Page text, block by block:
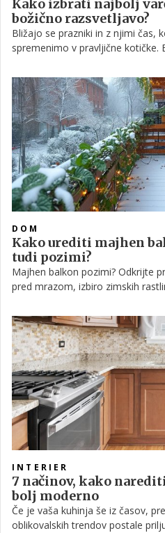
Kako izbrati najbolj
božično razsvetljavo?
Bližajo se prazniki in z njimi čas,
spremenimo v pravljične kotičke.
ki ga vsi obožujemo. A prav
energije in hitro opazno zvišajo
DOM
Kako urediti majhen
tudi pozimi?
Majhen balkon pozimi? Odkrijte
pred mrazom, izbiro zimskih
INTERIER
7 načinov, kako
bolj moderno
Če je vaša kuhinja še iz časov,
oblikovalskih trendov postale